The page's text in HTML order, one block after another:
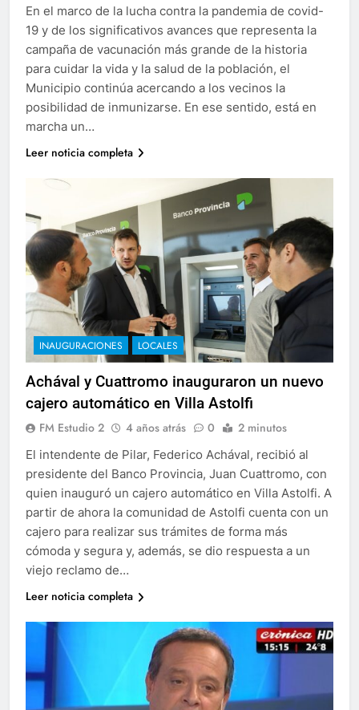
En el marco de la lucha contra la pandemia de covid-
19 y de los significativos avances que representa la
campaña de vacunación más grande de la historia
para cuidar la vida y la salud de la población, el
Municipio continúa acercando a los vecinos la
posibilidad de inmunizarse. En ese sentido, está en
marcha un…
Leer noticia completa
INAUGURACIONES LOCALES
Achával y Cuattromo inauguraron un nuevo
cajero automático en Villa Astolfi
FM Estudio 2 4 años atrás 0 2 minutos
El intendente de Pilar, Federico Achával, recibió al
presidente del Banco Provincia, Juan Cuattromo, con
quien inauguró un cajero automático en Villa Astolfi. A
partir de ahora la comunidad de Astolfi cuenta con un
cajero para realizar sus trámites de forma más
cómoda y segura y, además, se dio respuesta a un
viejo reclamo de…
Leer noticia completa